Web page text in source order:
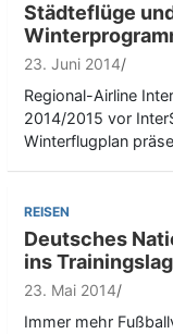
Städteflüge
23. Juni 2014
Regional-Airline
2014/2015 vor
Winterflugplan
REISEN
Deutsches
ins
23. Mai 2014
Immer mehr